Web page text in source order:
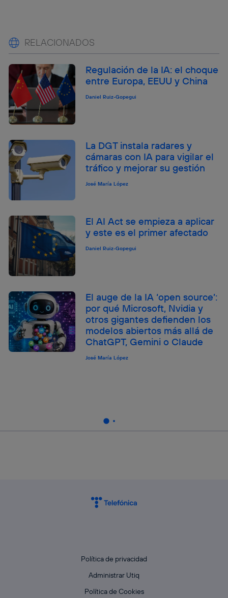
RELACIONADOS
Regulación de la IA: el choque
entre Europa, EEUU y China
Daniel Ruiz-Gopegui
La DGT instala radares y
cámaras con IA para vigilar el
tráfico y mejorar su gestión
José María López
El AI Act se empieza a aplicar
y este es el primer afectado
Daniel Ruiz-Gopegui
El auge de la IA ‘open source’:
por qué Microsoft, Nvidia y
otros gigantes defienden los
modelos abiertos más allá de
ChatGPT, Gemini o Claude
José María López
Política de privacidad
Administrar Utiq
Política de Cookies